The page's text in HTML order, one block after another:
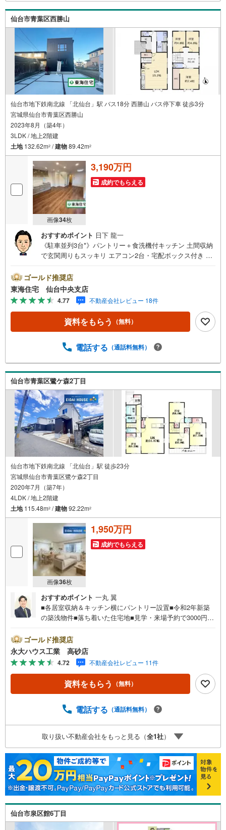
資料請求も大歓迎です ⇒お電話に抵抗がある方も安心して
お問い合わせください
仙台市青葉区西勝山
仙台市地下鉄南北線 「北仙台」駅 バス18分 西勝山 バス停下車 徒歩3分
宮城県仙台市青葉区西勝山
2023年8月（築4年）
3LDK / 地上2階建
土地132.62m2 /建物89.42m2
画像34枚
3,190万円
成約でもらえる
おすすめポイント 日下 龍一
《駐車並列3台*》パントリー＋食洗機付キッチン 土間収納
で玄関周りもスッキリ エアコン2台・宅配ボックス付き 学
ポイント *・毎日の家事の負担を軽減！嬉しい食洗機付き
〇駐車並列3台で来客時にも便利！宅配ボックス付き 家族
がつながるリビング階段を採用した間取り ウジエスーパー:
徒歩15分川平小学校:徒歩17分中山中学校:徒歩12分*購入サ
ポート情報 *1.お客様のご希望・弊社おすすめの金融機関で
の住宅ローン事前審査を行えます （無料）既存ローンがあ
い 2.ご来店・ご見学の際に、弊社社員がご自宅まで送迎さ
します
ゴールド推奨店
東海住宅 仙台中央支店
4.77 不動産会社レビュー 18件
資料をもらう （無料）
電話する （通話料無料）
仙台市青葉区鷺ケ森2丁目
仙台市地下鉄南北線 「北仙台」駅 徒歩23分
宮城県仙台市青葉区鷺ケ森2丁目
2020年7月（築7年）
4LDK / 地上2階建
土地115.48m2 /建物92.22m2
画像36枚
1,950万円
成約でもらえる
おすすめポイント 一丸 翼
■各居室収納＆キッチン横にパントリー設置■令和2年新築
の築浅物件■落ち着いた住宅地■見学・来場予約で3000円分
P参照～永大ハウス工業の強み～仙台市を中心に宮城県内
の多数店舗で展開中！こちらでは当社の強みを大きく2つに
分けてご紹介！1.＜豊富な不動産知識＞戸建・マンショ
ン・土地...と種別を問わず不動産を取り扱っております。
更に教育施設や商業施設、子育て環境や行政などの地域情
報を総合し、お客様により良い物件選びをして頂けるよ
スタッフ＞当社では【購入】【売却】【引っ越し】【リフ
入時に気になる住宅ローン各種税金についても、誠心誠意
ご説明させて頂きます。各店舗ではキッズスペースも完
備！お子様連れのご家族様で是非お越しください。営業時
間:10:00～18:00（定休日火・水曜日※店舗により変動あ
り）現地のご案内も可能ですので、どうぞお気軽にお問い
合わせください！
ゴールド推奨店
永大ハウス工業 高砂店
4.72 不動産会社レビュー 11件
資料をもらう （無料）
電話する （通話料無料）
取り扱い不動産会社をもっと見る（全1社）
仙台市泉区館6丁目